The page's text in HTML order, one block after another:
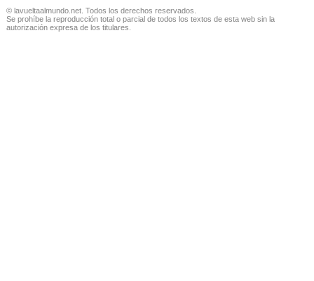
© lavueltaalmundo.net. Todos los derechos reservados.
Se prohíbe la reproducción total o parcial de todos los textos de esta web sin la
autorización expresa de los titulares.